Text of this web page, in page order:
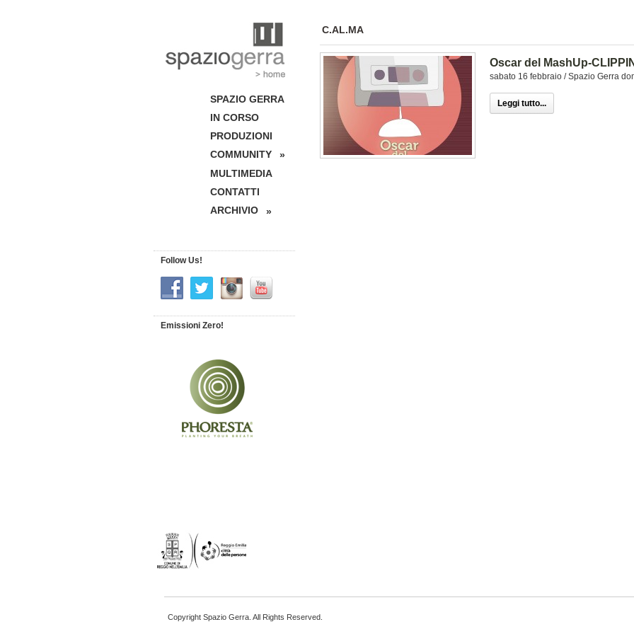
C.AL.MA
Oscar del MashUp-
sabato 16 febbraio / Spazio Gerra
Leggi tutto...
SPAZIO GERRA
IN CORSO
PRODUZIONI
COMMUNITY
»
MULTIMEDIA
CONTATTI
ARCHIVIO
»
Follow Us!
Emissioni Zero!
Copyright Spazio Gerra. All Rights Reserved.